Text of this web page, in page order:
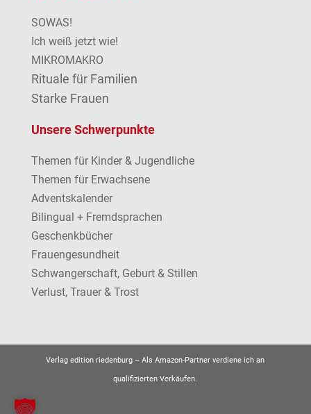
SOWAS!
Ich weiß jetzt wie!
MIKROMAKRO
Rituale für Familien
Starke Frauen
Unsere Schwerpunkte
Themen für Kinder & Jugendliche
Themen für Erwachsene
Adventskalender
Bilingual + Fremdsprachen
Geschenkbücher
Frauengesundheit
Schwangerschaft, Geburt & Stillen
Verlust, Trauer & Trost
Verlag edition riedenburg –Als Amazon-Partner verdiene ich an
qualifizierten Verkäufen.